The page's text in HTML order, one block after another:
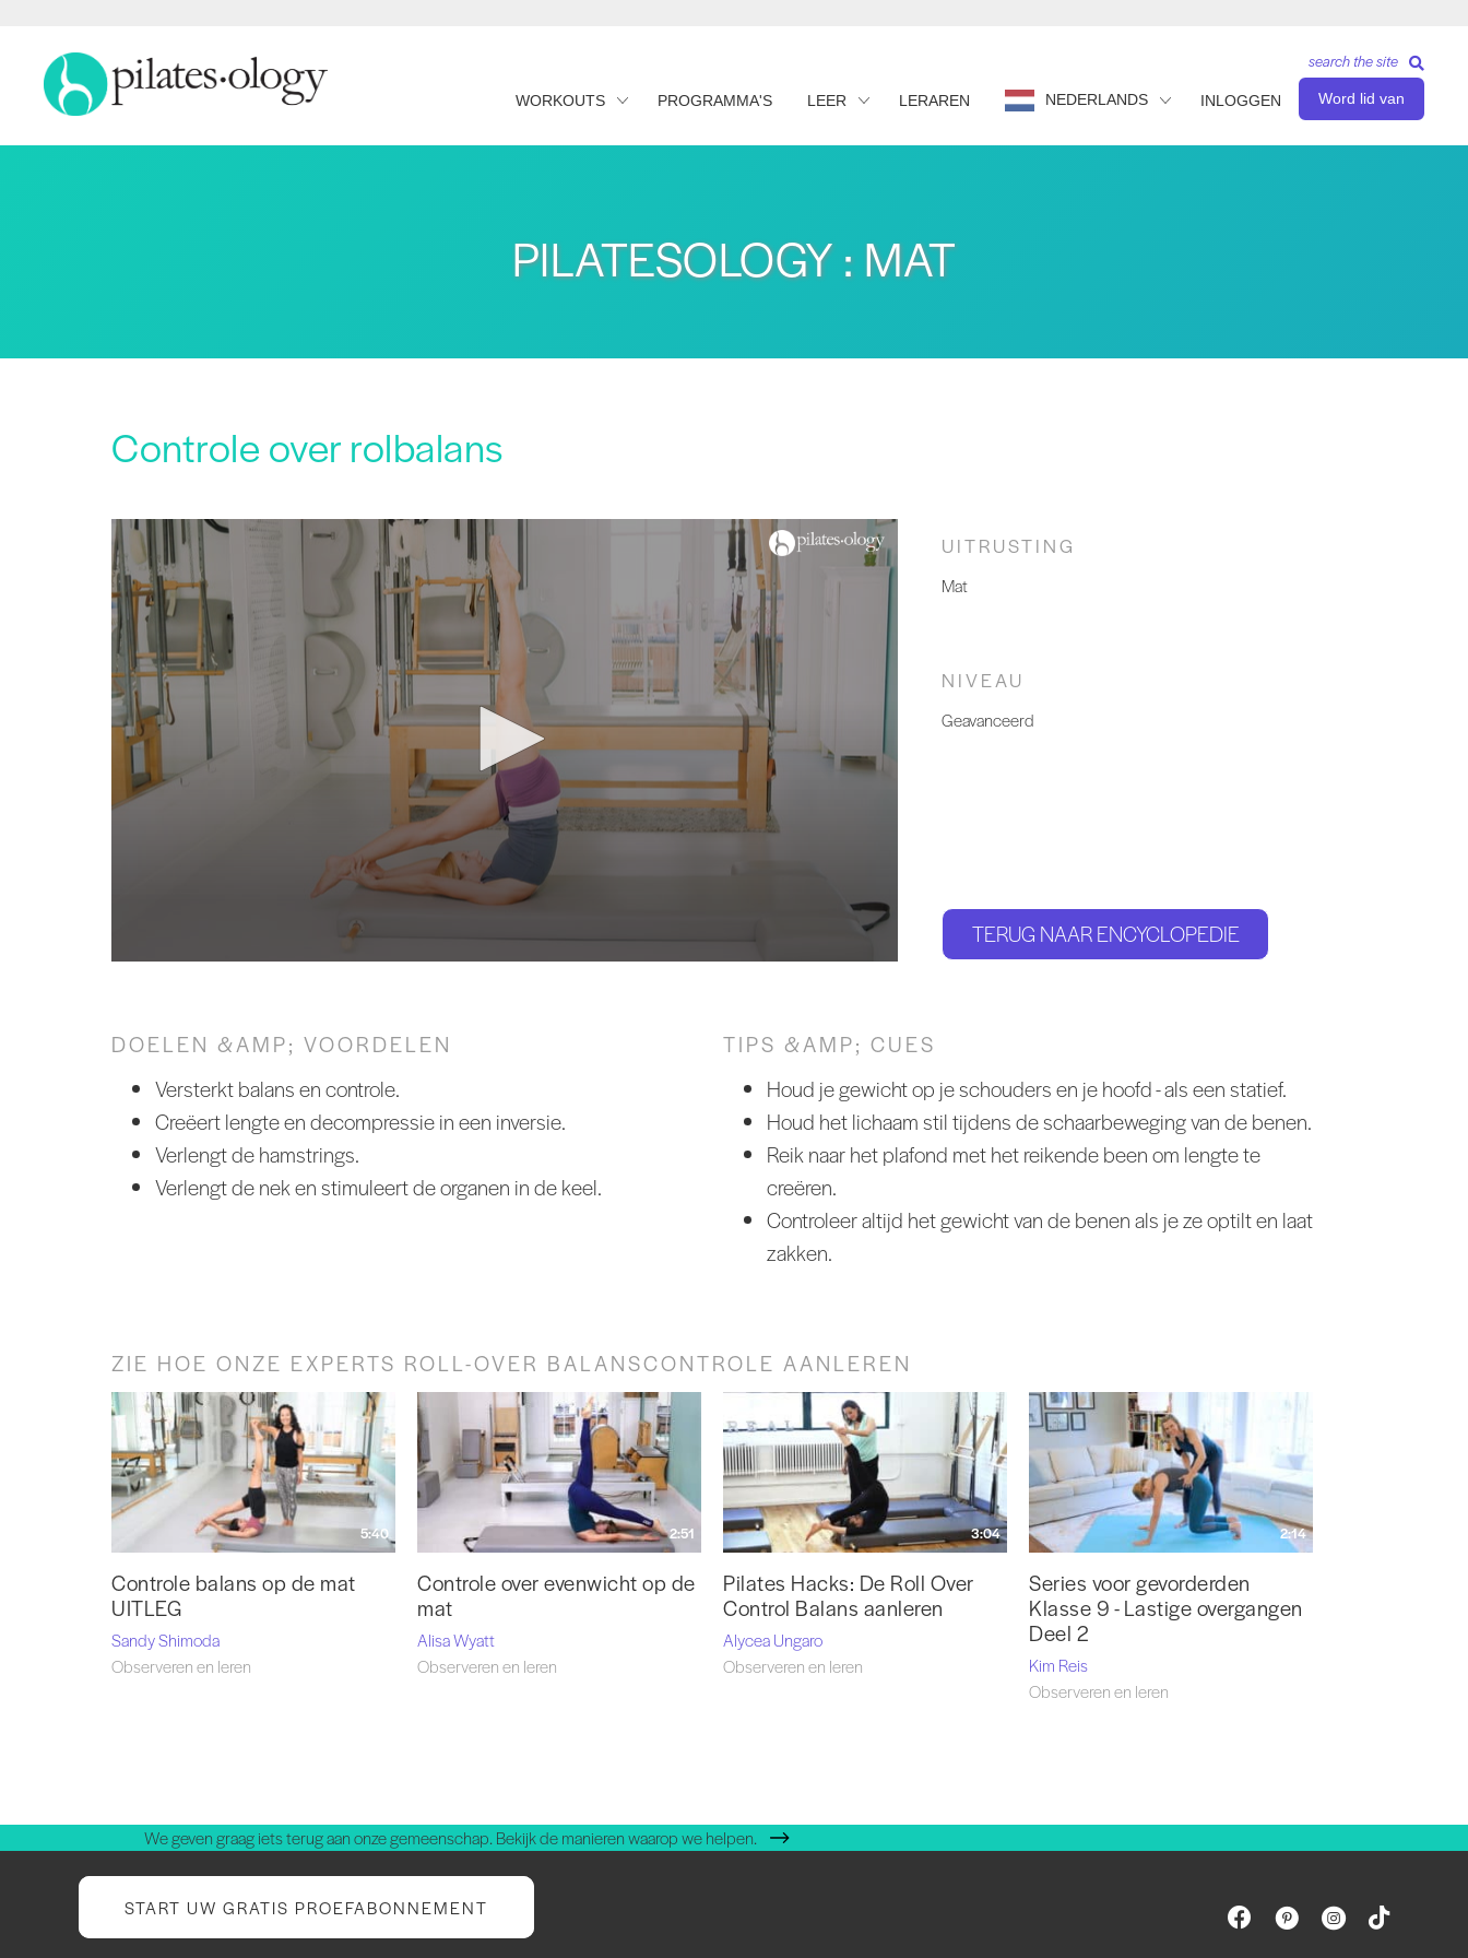
WORKOUTS PROGRAMMA'S LEER LERAREN NEDERLANDS INLOGGEN Word lid van
search the site
PILATESOLOGY : MAT
Controle over rolbalans
UITRUSTING
Mat
NIVEAU
Geavanceerd
TERUG NAAR ENCYCLOPEDIE
DOELEN &AMP; VOORDELEN
Versterkt balans en controle.
Creëert lengte en decompressie in een inversie.
Verlengt de hamstrings.
Verlengt de nek en stimuleert de organen in de keel.
TIPS &AMP; CUES
Houd je gewicht op je schouders en je hoofd - als een statief.
Houd het lichaam stil tijdens de schaarbeweging van de benen.
Reik naar het plafond met het reikende been om lengte te
creëren.
Controleer altijd het gewicht van de benen als je ze optilt en laat
zakken.
ZIE HOE ONZE EXPERTS ROLL-OVER BALANSCONTROLE AANLEREN
5:40
Controle balans op de mat
UITLEG
Sandy Shimoda
Observeren en leren
2:51
Controle over evenwicht op de
mat
Alisa Wyatt
Observeren en leren
3:04
Pilates Hacks: De Roll Over
Control Balans aanleren
Alycea Ungaro
Observeren en leren
2:14
Series voor gevorderden
Klasse 9 - Lastige overgangen
Deel 2
Kim Reis
Observeren en leren
We geven graag iets terug aan onze gemeenschap. Bekijk de manieren waarop we helpen.
START UW GRATIS PROEFABONNEMENT